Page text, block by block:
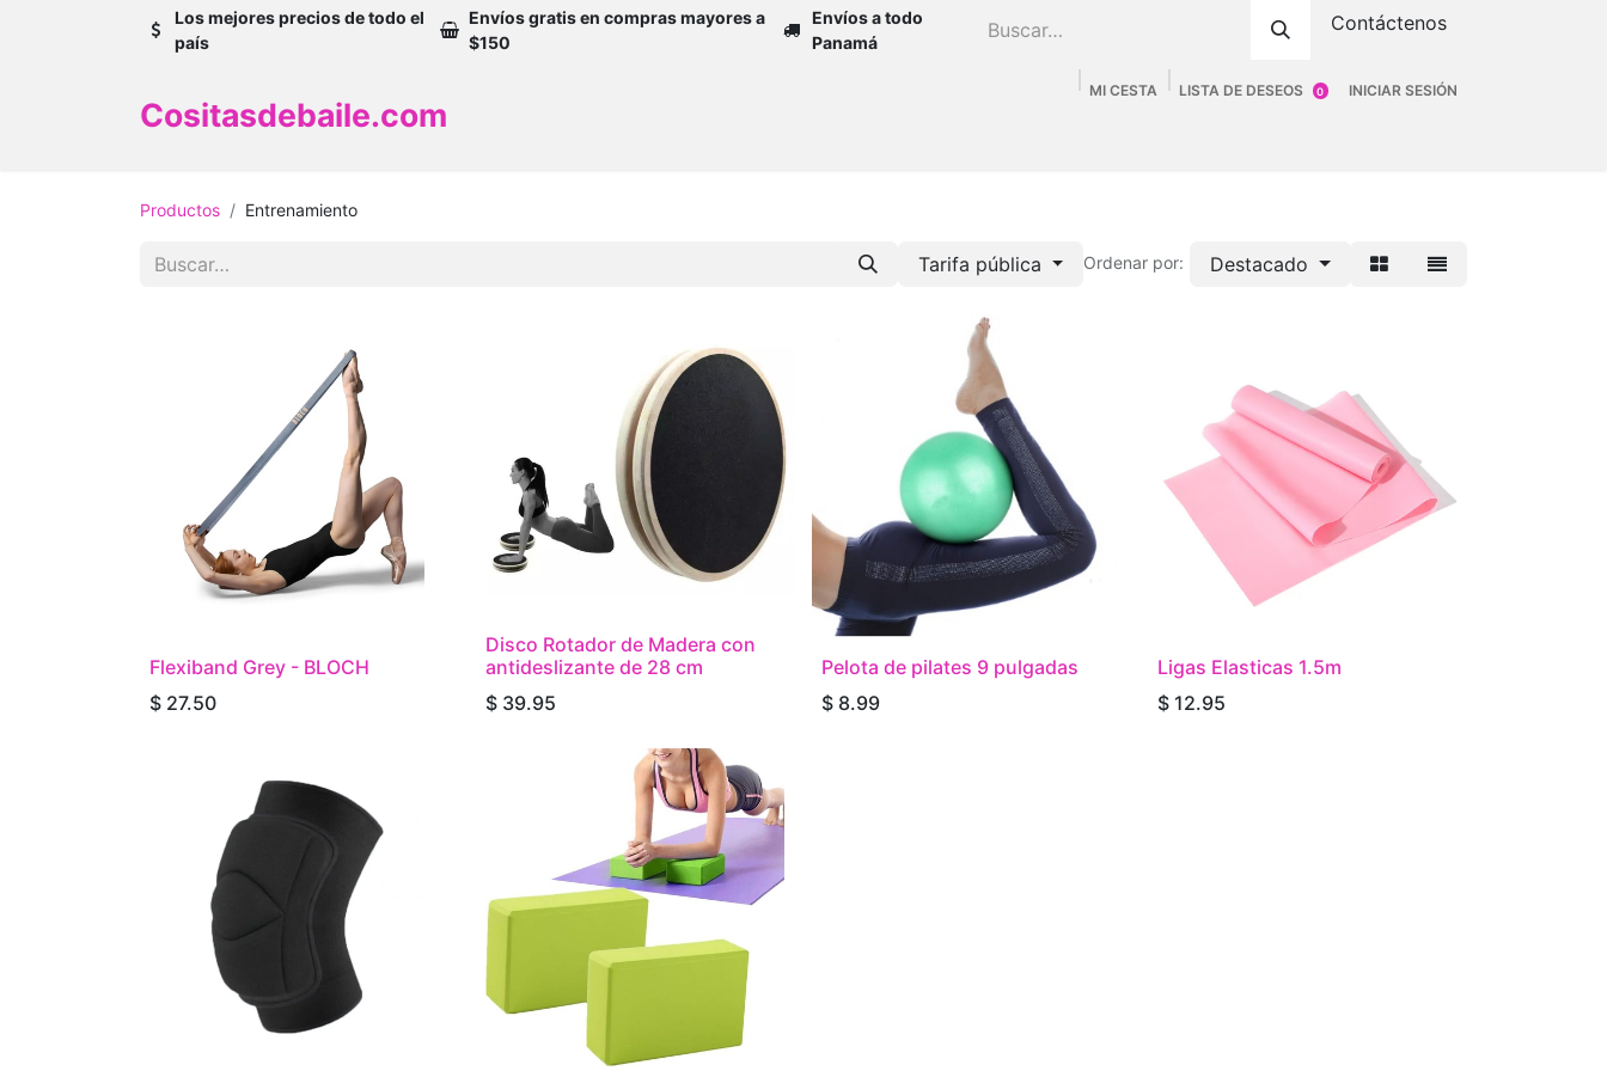
Los mejores precios de todo el
país
Envíos gratis en compras mayores a
$150
Envíos a todo
Panamá
Contáctenos
Cositasdebaile.com
MI CESTA 0
LISTA DE DESEOS INICIAR SESIÓN
Productos Entrenamiento
Tarifa pública Ordenar por: Destacado
Flexiband Grey - BLOCH
$ 27.50
Disco Rotador de Madera con
antideslizante de 28 cm
$ 39.95
Pelota de pilates 9 pulgadas
$ 8.99
Ligas Elasticas 1.5m
$ 12.95